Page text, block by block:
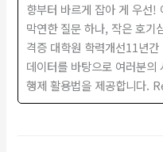
향부터 바르게 잡아 게 우선!
막연한 질문 하나, 작은 호기
격증 대학원 학력개선11년
데이터를 바탕으로 여러분
행제 활용법을 제공합니다.